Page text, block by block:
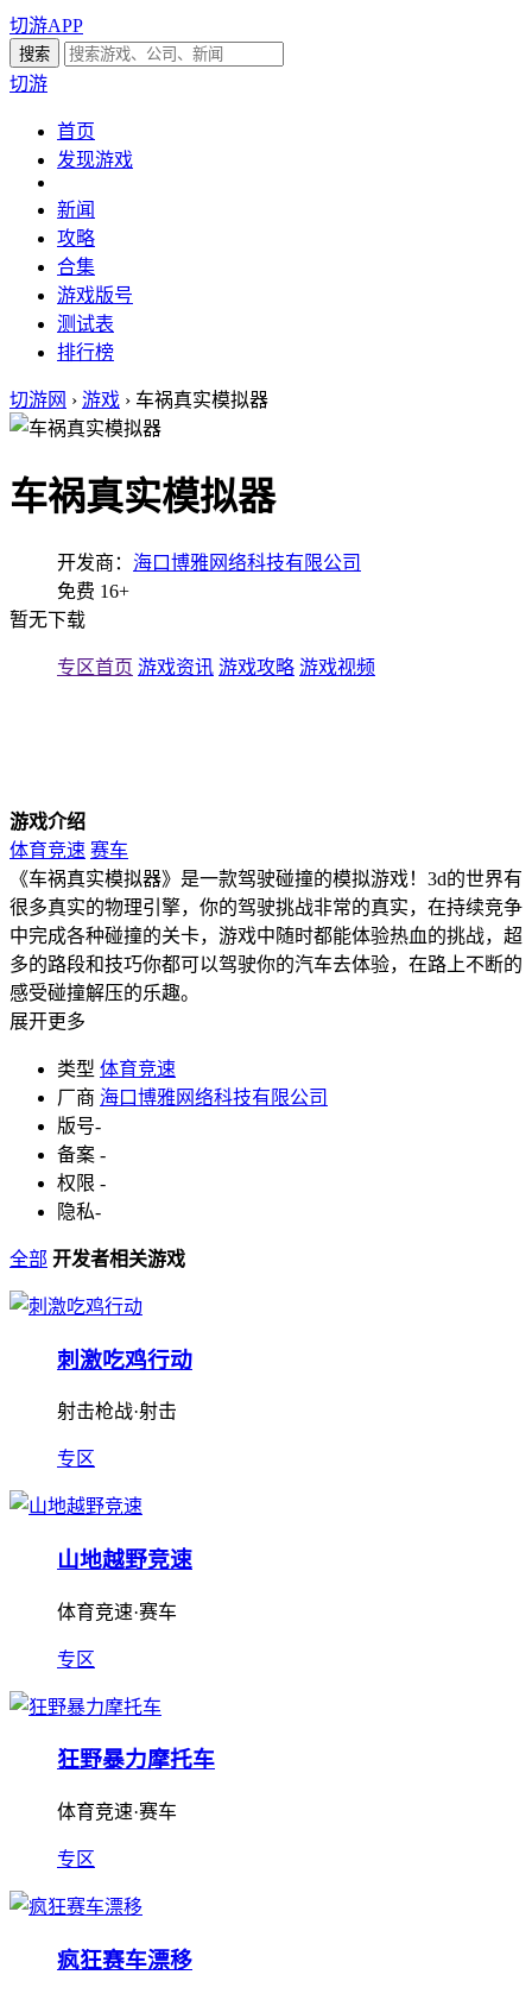
切游APP
切游
首页
发现游戏
新闻
攻略
合集
游戏版号
测试表
排行榜
切游网 › 游戏 › 车祸真实模拟器
车祸真实模拟器
开发商： 海口博雅网络科技有限公司
免费 16+
暂无下载
专区首页 游戏资讯 游戏攻略 游戏视频
游戏介绍
体育竞速 赛车
《车祸真实模拟器》是一款驾驶碰撞的模拟游戏！3d的世界有
很多真实的物理引擎，你的驾驶挑战非常的真实，在持续竞争
中完成各种碰撞的关卡，游戏中随时都能体验热血的挑战，超
多的路段和技巧你都可以驾驶你的汽车去体验，在路上不断的
感受碰撞解压的乐趣。
展开更多
类型 体育竞速
厂商 海口博雅网络科技有限公司
版号-
备案 -
权限 -
隐私-
全部 开发者相关游戏
刺激吃鸡行动
射击枪战·射击
专区
山地越野竞速
体育竞速·赛车
专区
狂野暴力摩托车
体育竞速·赛车
专区
疯狂赛车漂移